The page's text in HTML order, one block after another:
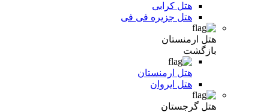
هتل کرابی
هتل جزیره فی فی
هتل ارمنستان
بازگشت
هتل ارمنستان
هتل ایروان
هتل گرجستان